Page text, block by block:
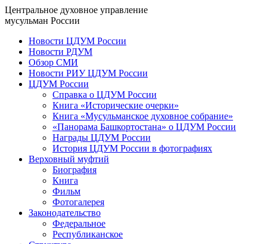
Центральное духовное управление
мусульман России
Новости ЦДУМ России
Новости РДУМ
Обзор СМИ
Новости РИУ ЦДУМ России
ЦДУМ России
Справка о ЦДУМ России
Книга «Исторические очерки»
Книга «Мусульманское духовное собрание»
«Панорама Башкортостана» о ЦДУМ России
Награды ЦДУМ России
История ЦДУМ России в фотографиях
Верховный муфтий
Биография
Книга
Фильм
Фотогалерея
Законодательство
Федеральное
Республиканское